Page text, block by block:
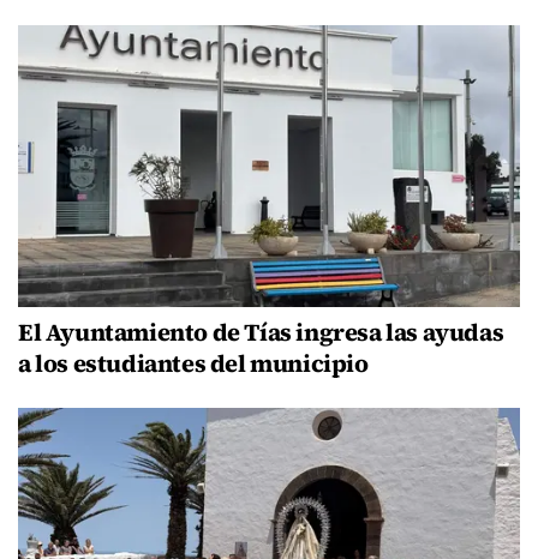
El Ayuntamiento de Tías ingresa las ayudas
a los estudiantes del municipio